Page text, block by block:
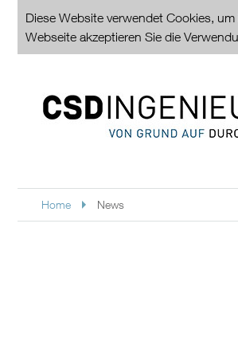
Diese Website verwendet Cookies,
Webseite akzeptieren Sie die
Home News